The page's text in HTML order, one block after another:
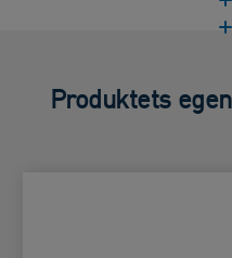
Produktets